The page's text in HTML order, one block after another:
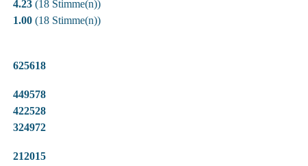
4.23(18 Stimme(n))
1.00(18 Stimme(n))
625618
449578
422528
324972
212015